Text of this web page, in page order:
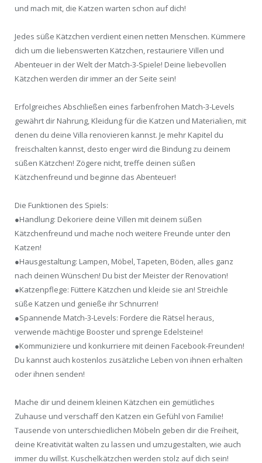
und mach mit, die Katzen warten schon auf dich!
Jedes süße Kätzchen verdient einen netten Menschen. Kümmere
dich um die liebenswerten Kätzchen, restauriere Villen und
Abenteuer in der Welt der Match-3-Spiele! Deine liebevollen
Kätzchen werden dir immer an der Seite sein!
Erfolgreiches Abschließen eines farbenfrohen Match-3-Levels
gewährt dir Nahrung, Kleidung für die Katzen und Materialien, mit
denen du deine Villa renovieren kannst. Je mehr Kapitel du
freischalten kannst, desto enger wird die Bindung zu deinem
süßen Kätzchen! Zögere nicht, treffe deinen süßen
Kätzchenfreund und beginne das Abenteuer!
Die Funktionen des Spiels:
●Handlung: Dekoriere deine Villen mit deinem süßen
Kätzchenfreund und mache noch weitere Freunde unter den
Katzen!
●Hausgestaltung: Lampen, Möbel, Tapeten, Böden, alles ganz
nach deinen Wünschen! Du bist der Meister der Renovation!
●Katzenpflege: Füttere Kätzchen und kleide sie an! Streichle
süße Katzen und genieße ihr Schnurren!
●Spannende Match-3-Levels: Fordere die Rätsel heraus,
verwende mächtige Booster und sprenge Edelsteine!
●Kommuniziere und konkurriere mit deinen Facebook-Freunden!
Du kannst auch kostenlos zusätzliche Leben von ihnen erhalten
oder ihnen senden!
Mache dir und deinem kleinen Kätzchen ein gemütliches
Zuhause und verschaff den Katzen ein Gefühl von Familie!
Tausende von unterschiedlichen Möbeln geben dir die Freiheit,
deine Kreativität walten zu lassen und umzugestalten, wie auch
immer du willst. Kuschelkätzchen werden stolz auf dich sein!